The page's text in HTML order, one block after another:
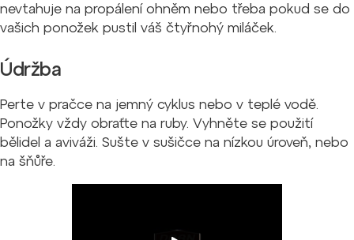
nevtahuje na propálení ohněm nebo třeba pokud se do
vašich ponožek pustil váš čtyřnohý miláček.
Údržba
Perte v pračce na jemný cyklus nebo v teplé vodě.
Ponožky vždy obraťte na ruby. Vyhněte se použití
bělidel a aviváži. Sušte v sušičce na nízkou úroveň, nebo
na šňůře.